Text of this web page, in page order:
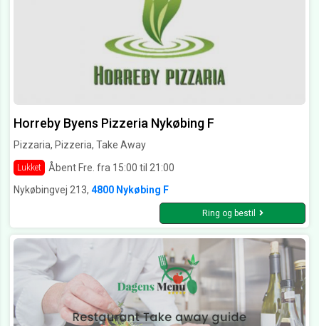
Horreby Byens Pizzeria Nykøbing F
Pizzaria, Pizzeria, Take Away
Lukket
Åbent Fre. fra 15:00 til 21:00
Nykøbingvej 213, 4800 Nykøbing F
Ring og bestil